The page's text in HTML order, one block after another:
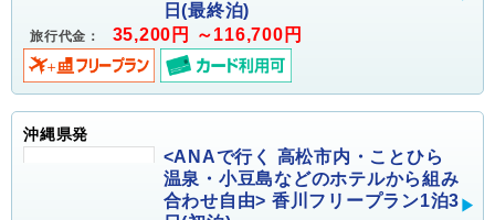
日(最終泊)
旅行代金： 35,200円 ～116,700円
沖縄県発
<ANAで行く 高松市内・ことひら
温泉・小豆島などのホテルから組み
合わせ自由> 香川フリープラン1泊3